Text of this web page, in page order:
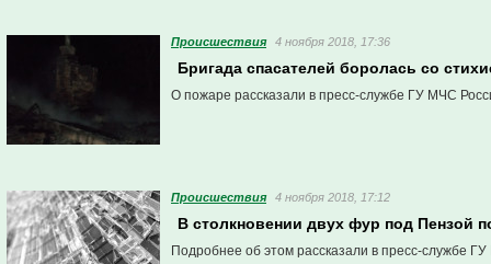
Проиcшествия 4 ноября 2018, 17:36
Бригада спасателей боролась со
О пожаре рассказали в пресс-службе ГУ МЧС
Проиcшествия 4 ноября 2018, 17:12
В столкновении двух фур под Пензой
Подробнее об этом рассказали в пресс-службе